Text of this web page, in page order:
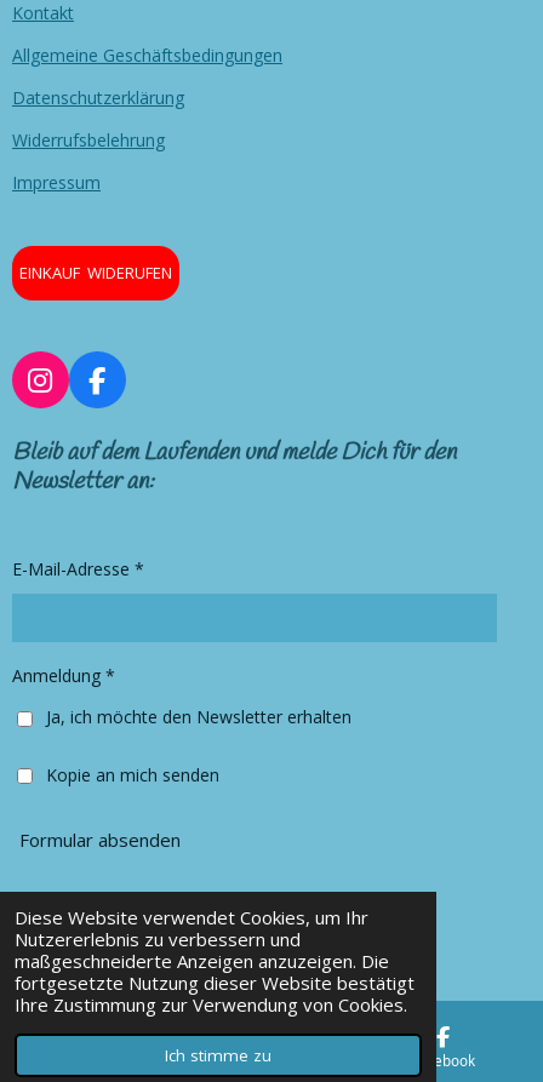
Diese Website verwendet Cookies, um Ihr
Nutzererlebnis zu verbessern und
maßgeschneiderte Anzeigen anzuzeigen. Die
fortgesetzte Nutzung dieser Website bestätigt
Ihre Zustimmung zur Verwendung von Cookies.
Ich stimme zu
Kontakt
Allgemeine Geschäftsbedingungen
Datenschutzerklärung
Widerrufsbelehrung
Impressum
EINKAUF WIDERUFEN
I
n
s
t
a
a
F
a
c
e
b
k
Bleib auf dem Laufenden und melde Dich für den
Newsletter an:
E-Mail-Adresse *
Anmeldung *
Ja, ich möchte den Newsletter erhalten
Kopie an mich senden
Formular absenden
© 2025 Chancy Kleidung
Mit Unterstützung vonWebador
Karte Facebook